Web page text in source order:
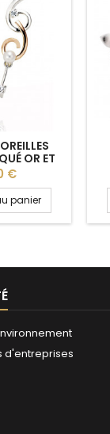
OR ET
ET
€
panier
d'entreprises